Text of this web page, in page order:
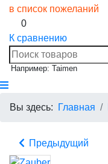
в список пожеланий
0
К сравнению
Например: Taimen
Вы здесь: Главная
Предыдущий